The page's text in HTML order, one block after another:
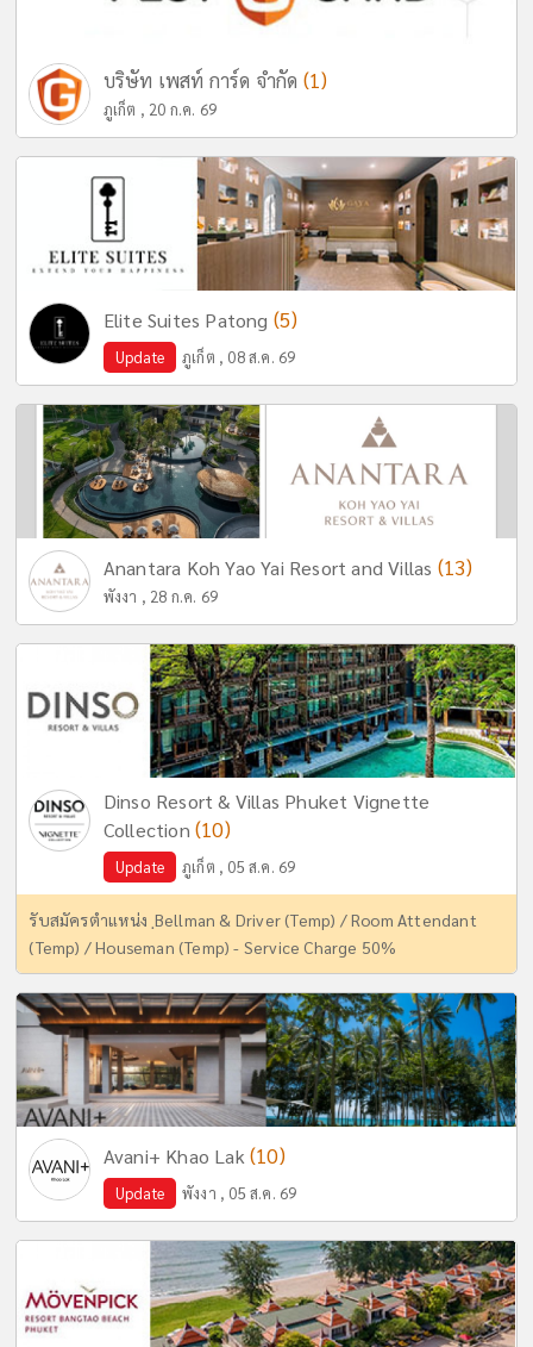
บริษัท เพสท์ การ์ด จำกัด (1)
ภูเก็ต , 20 ก.ค. 69
Elite Suites Patong (5)
Update ภูเก็ต , 08 ส.ค. 69
Anantara Koh Yao Yai Resort and Villas (13)
พังงา , 28 ก.ค. 69
Dinso Resort & Villas Phuket Vignette
Collection (10)
Update ภูเก็ต , 05 ส.ค. 69
รับสมัครตำแหน่ง ฺBellman & Driver (Temp) / Room Attendant
(Temp) / Houseman (Temp) - Service Charge 50%
Avani+ Khao Lak(10)
Update พังงา , 05 ส.ค. 69